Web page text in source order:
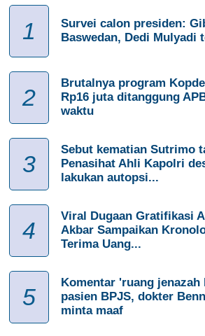
1
Survei calon presiden:
Baswedan, Dedi Mulyadi
2
Brutalnya program
Rp16 juta ditanggung
waktu
3
Sebut kematian Sutrimo
Penasihat Ahli Kapolri
lakukan autopsi...
4
Viral Dugaan Gratifikasi
Akbar Sampaikan
Terima Uang...
5
Komentar 'ruang jenazah
pasien BPJS, dokter
minta maaf